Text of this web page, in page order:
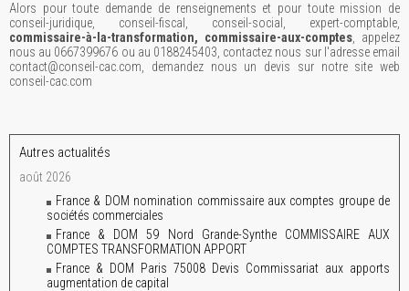
Alors pour toute demande de renseignements et pour toute mission de
conseil-juridique, conseil-fiscal, conseil-social, expert-comptable,
commissaire-à-la-transformation, commissaire-aux-comptes , appelez
nous au 0667399676 ou au 0188245403, contactez nous sur l'adresse email
contact@conseil-cac.com, demandez nous un devis sur notre site web
conseil-cac.com
Autres actualités
août 2026
France & DOM nomination commissaire aux comptes groupe de
sociétés commerciales
France & DOM 59 Nord Grande-Synthe COMMISSAIRE AUX
COMPTES TRANSFORMATION APPORT
France & DOM Paris 75008 Devis Commissariat aux apports
augmentation de capital